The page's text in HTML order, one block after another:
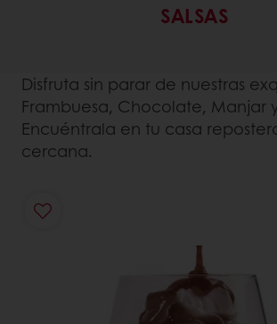
SALSAS
Disfruta sin parar de nuestras
Frambuesa, Chocolate, Manjar
Encuéntrala en tu casa
cercana.